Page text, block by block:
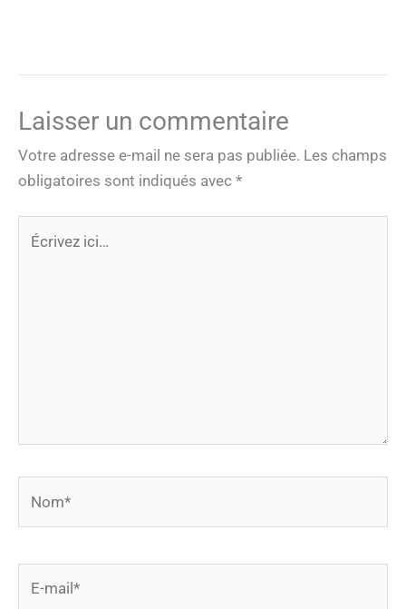
Laisser un commentaire
Votre adresse e-mail ne sera pas publiée. Les champs
obligatoires sont indiqués avec *